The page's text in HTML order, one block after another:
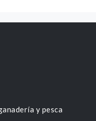
y pesca